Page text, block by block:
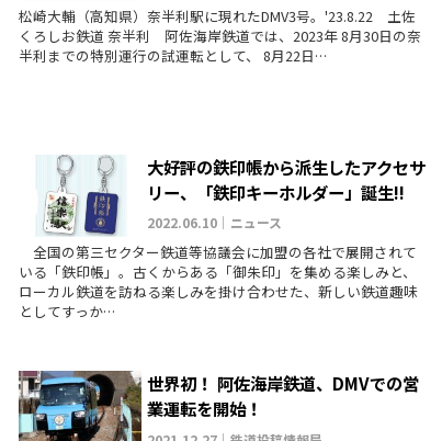
松崎大輔（高知県）奈半利駅に現れたDMV3号。'23.8.22 土佐
くろしお鉄道 奈半利 阿佐海岸鉄道では、2023年 8月30日の奈
半利までの特別運行の試運転として、 8月22日…
大好評の鉄印帳から派生したアクセサ
リー、「鉄印キーホルダー」誕生!!
2022.06.10｜ニュース
全国の第三セクター鉄道等協議会に加盟の各社で展開されて
いる「鉄印帳」。古くからある「御朱印」を集める楽しみと、
ローカル鉄道を訪ねる楽しみを掛け合わせた、新しい鉄道趣味
としてすっか…
世界初！ 阿佐海岸鉄道、DMVでの営
業運転を開始！